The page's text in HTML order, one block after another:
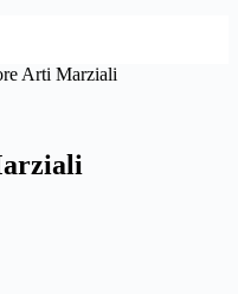
Arti Marziali